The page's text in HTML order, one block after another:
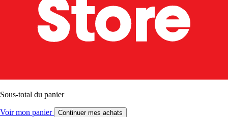
Sous-total du panier
Voir mon panier Continuer mes achats